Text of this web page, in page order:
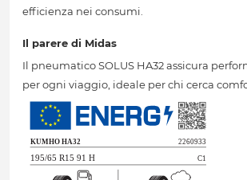
efficienza nei consumi.
Il parere di Midas
Il pneumatico SOLUS HA32 assicura
per ogni viaggio, ideale per chi cerca